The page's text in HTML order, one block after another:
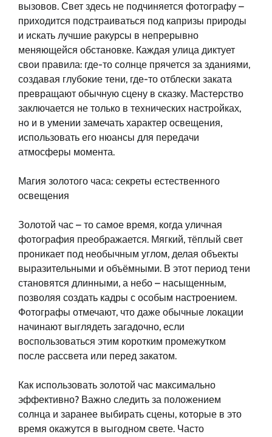
вызовов. Свет здесь не подчиняется фотографу –
приходится подстраиваться под капризы природы
и искать лучшие ракурсы в непрерывно
меняющейся обстановке. Каждая улица диктует
свои правила: где-то солнце прячется за зданиями,
создавая глубокие тени, где-то отблески заката
превращают обычную сцену в сказку. Мастерство
заключается не только в технических настройках,
но и в умении замечать характер освещения,
использовать его нюансы для передачи
атмосферы момента.
Магия золотого часа: секреты естественного
освещения
Золотой час – то самое время, когда уличная
фотография преображается. Мягкий, тёплый свет
проникает под необычным углом, делая объекты
выразительными и объёмными. В этот период тени
становятся длинными, а небо – насыщенным,
позволяя создать кадры с особым настроением.
Фотографы отмечают, что даже обычные локации
начинают выглядеть загадочно, если
воспользоваться этим коротким промежутком
после рассвета или перед закатом.
Как использовать золотой час максимально
эффективно? Важно следить за положением
солнца и заранее выбирать сцены, которые в это
время окажутся в выгодном свете. Часто